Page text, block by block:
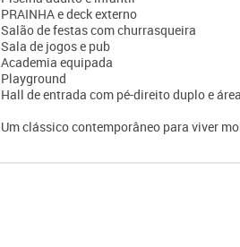
PRAINHA e deck externo
Salão de festas com churrasqueira
Sala de jogos e pub
Academia equipada
Playground
Hall de entrada com pé-direito duplo e
Um clássico contemporâneo para viver